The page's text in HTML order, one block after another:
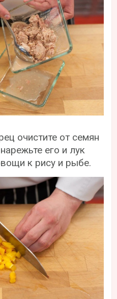
очистите от семян
его и лук
к рису и рыбе.